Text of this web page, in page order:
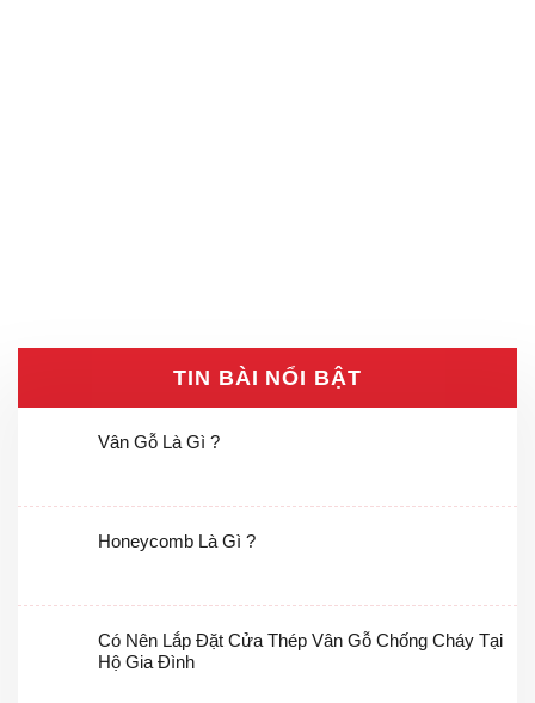
TIN BÀI NỔI BẬT
Vân Gỗ Là Gì ?
Honeycomb Là Gì ?
Có Nên Lắp Đặt Cửa Thép Vân Gỗ Chống Cháy Tại
Hộ Gia Đình